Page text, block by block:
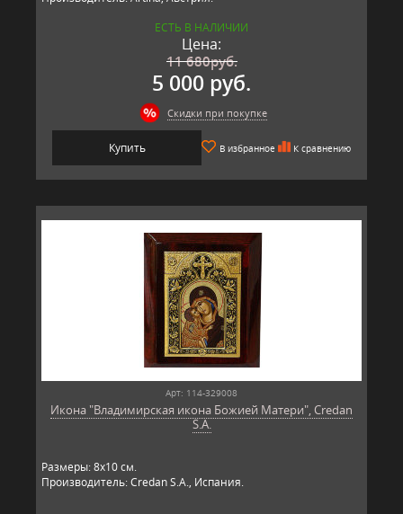
ЕСТЬ В НАЛИЧИИ
Цена:
11 680руб.
5 000 руб.
Скидки при покупке
Купить В избранное К сравнению
Арт: 114-329008
Икона "Владимирская икона Божией Матери", Credan
S.A.
Размеры: 8х10 см.
Производитель: Credan S.A., Испания.